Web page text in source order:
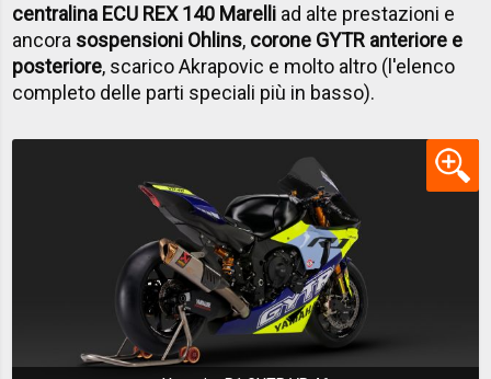
centralina ECU REX 140 Marelli ad alte prestazioni e
ancora sospensioni Ohlins, corone GYTR anteriore e
posteriore, scarico Akrapovic e molto altro (l'elenco
completo delle parti speciali più in basso).